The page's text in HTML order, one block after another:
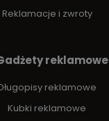
Reklamacje i zwroty
reklamowe
reklamowe
Kubki reklamowe